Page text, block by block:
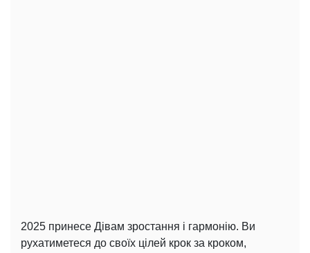
2025 принесе Дівам зростання і гармонію. Ви
рухатиметеся до своїх цілей крок за кроком,